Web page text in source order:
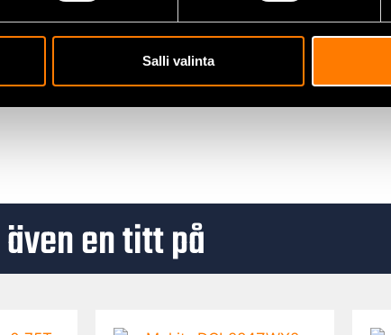
Salli valinta
som arbetar med oljepluggar och andra
en titt på